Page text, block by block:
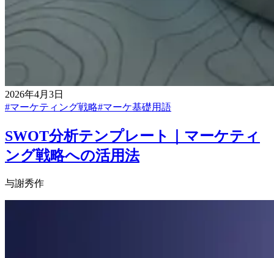
2026年4月3日
#マーケティング戦略#マーケ基礎用語
SWOT分析テンプレート｜マーケティ
ング戦略への活用法
与謝秀作